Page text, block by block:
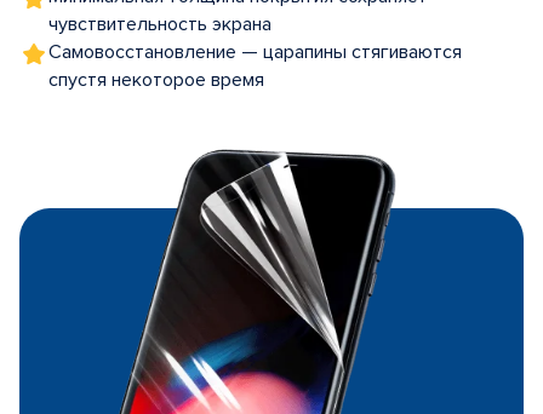
чувствительность экрана
Самовосстановление — царапины стягиваются
спустя некоторое время